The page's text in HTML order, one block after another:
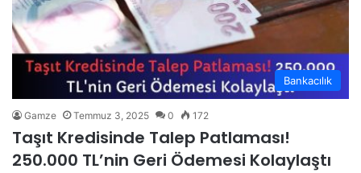
Bankacılık
Gamze Temmuz 3, 2025 0 172
Taşıt Kredisinde Talep Patlaması!
250.000 TL’nin Geri Ödemesi Kolaylaştı